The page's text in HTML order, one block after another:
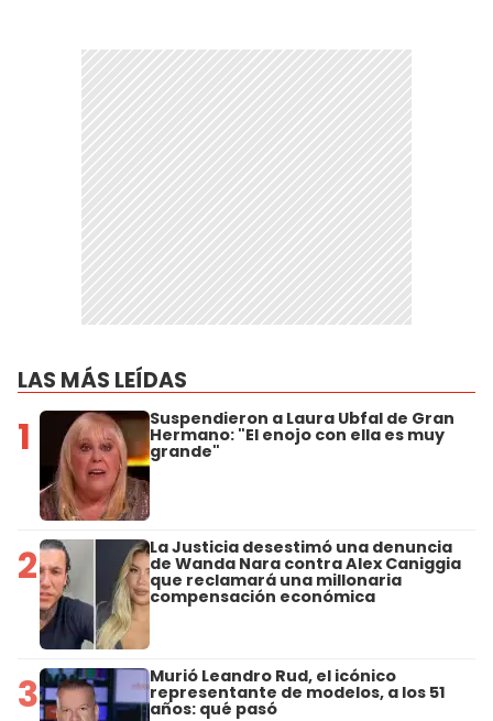
LAS MÁS LEÍDAS
1 Suspendieron a Laura Ubfal de Gran
Hermano: "El enojo con ella es muy
grande"
2 La Justicia desestimó una denuncia
de Wanda Nara contra Alex Caniggia
que reclamará una millonaria
compensación económica
3 Murió Leandro Rud, el icónico
representante de modelos, a los 51
años: qué pasó